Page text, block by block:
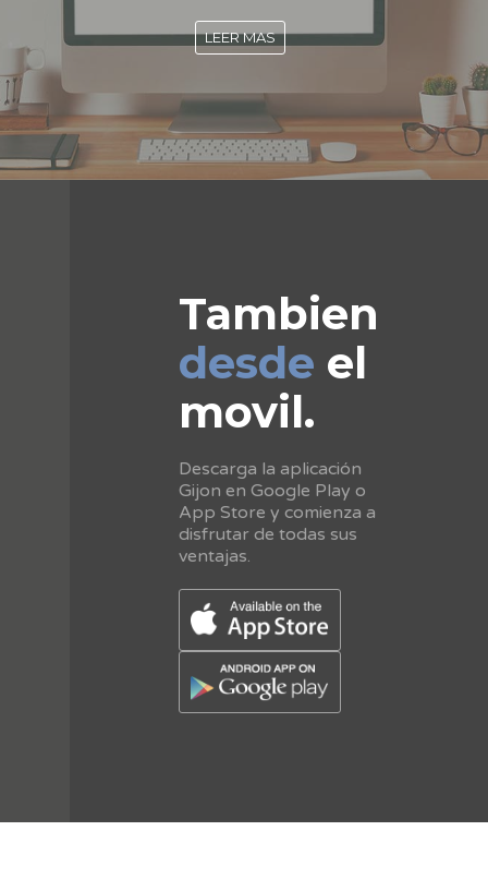
LEER MAS
Tambien
desde el
movil.
Descarga la aplicación
Gijon en Google Play o
App Store y comienza a
disfrutar de todas sus
ventajas.